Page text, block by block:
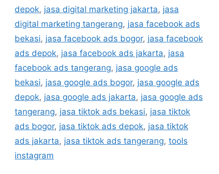
depok, jasa digital marketing jakarta, jasa
digital marketing tangerang, jasa facebook ads
bekasi, jasa facebook ads bogor, jasa facebook
ads depok, jasa facebook ads jakarta, jasa
facebook ads tangerang, jasa google ads
bekasi, jasa google ads bogor, jasa google ads
depok, jasa google ads jakarta, jasa google ads
tangerang, jasa tiktok ads bekasi, jasa tiktok
ads bogor, jasa tiktok ads depok, jasa tiktok
ads jakarta, jasa tiktok ads tangerang, tools
instagram